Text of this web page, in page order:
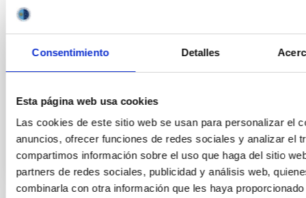
Consentimiento Detalles
Esta página web usa cookies
Las cookies de este sitio web se usan para personalizar el
anuncios, ofrecer funciones de redes sociales y analizar el
compartimos información sobre el uso que haga del sitio
partners de redes sociales, publicidad y análisis web,
combinarla con otra información que les haya
ROI ALONSO SOBRINO
Fecha de publicación: 1 2006
HTTPS://WWW.EDUCACION.GOB.ES/TESEO/